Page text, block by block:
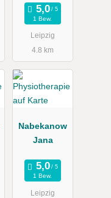
1 Bew.
Leipzig
4.8 km
Nabekanow
Jana
1 Bew.
Leipzig